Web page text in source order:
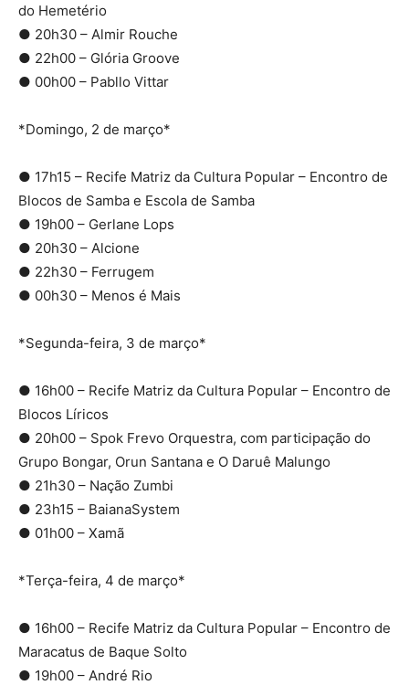
do Hemetério
● 20h30 – Almir Rouche
● 22h00 – Glória Groove
● 00h00 – Pabllo Vittar
*Domingo, 2 de março*
● 17h15 – Recife Matriz da Cultura Popular – Encontro de
Blocos de Samba e Escola de Samba
● 19h00 – Gerlane Lops
● 20h30 – Alcione
● 22h30 – Ferrugem
● 00h30 – Menos é Mais
*Segunda-feira, 3 de março*
● 16h00 – Recife Matriz da Cultura Popular – Encontro de
Blocos Líricos
● 20h00 – Spok Frevo Orquestra, com participação do
Grupo Bongar, Orun Santana e O Daruê Malungo
● 21h30 – Nação Zumbi
● 23h15 – BaianaSystem
● 01h00 – Xamã
*Terça-feira, 4 de março*
● 16h00 – Recife Matriz da Cultura Popular – Encontro de
Maracatus de Baque Solto
● 19h00 – André Rio